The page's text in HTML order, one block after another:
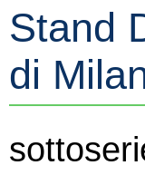
Stand
di